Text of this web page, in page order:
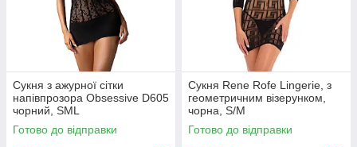
Сукня з ажурної сітки
напівпрозора Obsessive D605
чорний, SML
Готово до відправки
Сукня Rene Rofe Lingerie, з
геометричним візерунком,
чорна, S/M
Готово до відправки